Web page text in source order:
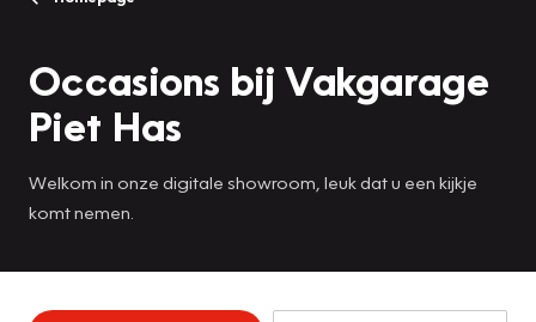
Occasions bij Vakgarage
Piet Has
Welkom in onze digitale showroom, leuk dat u een kijkje
komt nemen.